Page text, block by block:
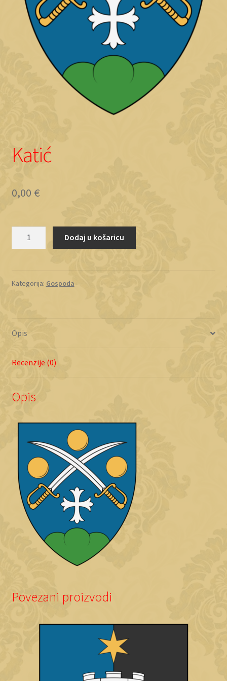
Objave
Katić
0,00 €
Dodaj u košaricu
Kategorija: Gospoda
Opis
Recenzije (0)
Opis
Povezani proizvodi